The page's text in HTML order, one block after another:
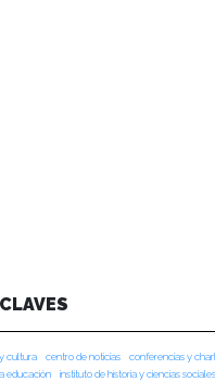
cultura centro de noticias conferencias y
educación
instituto de historia y ciencias sociales